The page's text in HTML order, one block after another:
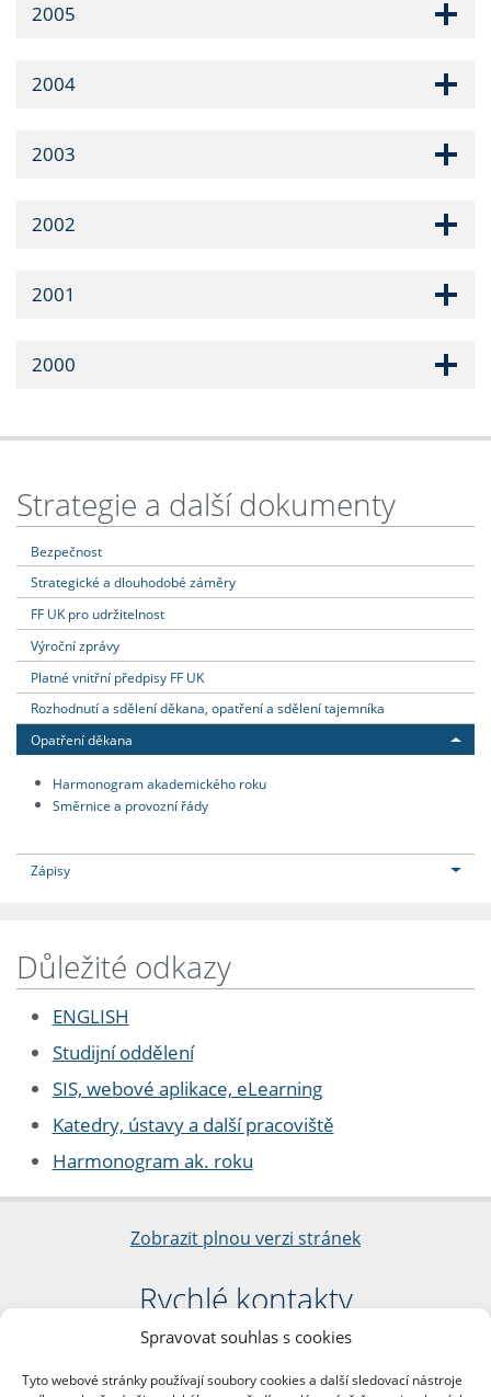
Spravovat souhlas s cookies
Tyto webové stránky používají soubory cookies a další sledovací nástroje
2005
2004
2003
2002
2001
2000
Strategie a další dokumenty
Bezpečnost
Strategické a dlouhodobé záměry
FF UK pro udržitelnost
Výroční zprávy
Platné vnitřní předpisy FF UK
Rozhodnutí a sdělení děkana, opatření a sdělení tajemníka
Opatření děkana
Harmonogram akademického roku
Směrnice a provozní řády
Zápisy
Důležité odkazy
ENGLISH
Studijní oddělení
SIS, webové aplikace, eLearning
Katedry, ústavy a další pracoviště
Harmonogram ak. roku
Zobrazit plnou verzi stránek
Rychlé kontakty
Filozofická fakulta
nám. Jana Palacha 1/2